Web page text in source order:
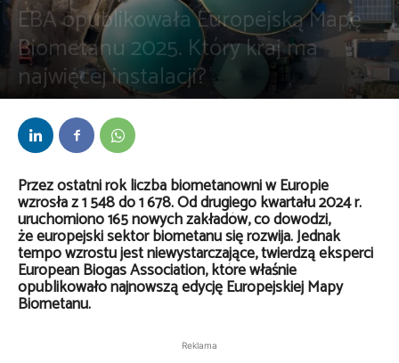
EBA opublikowała Europejską Mapę
Biometanu 2025. Który kraj ma
najwięcej instalacji?
Przez Anna Lenartowska-
Przez ostatni rok liczba biometanowni w Europie
wzrosła z 1 548 do 1 678. Od drugiego kwartału 2024 r.
uruchomiono 165 nowych zakładów, co dowodzi,
że europejski sektor biometanu się rozwija. Jednak
tempo wzrostu jest niewystarczające, twierdzą eksperci
European Biogas Association, które właśnie
opublikowało najnowszą edycję Europejskiej Mapy
Biometanu.
Reklama